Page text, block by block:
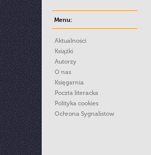
Menu:
Aktualności
Książki
Autorzy
O nas
Księgarnia
Poczta literacka
Polityka cookies
Ochrona Sygnalistow